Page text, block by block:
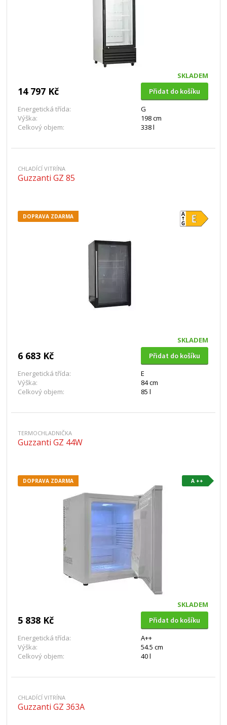
SKLADEM
14 797 Kč
Přidat do košíku
Energetická třída:
G
Výška:
198 cm
Celkový objem:
338 l
CHLADÍCÍ VITRÍNA
Guzzanti GZ 85
DOPRAVA ZDARMA
SKLADEM
6 683 Kč
Přidat do košíku
Energetická třída:
E
Výška:
84 cm
Celkový objem:
85 l
TERMOCHLADNIČKA
Guzzanti GZ 44W
DOPRAVA ZDARMA A ++
SKLADEM
5 838 Kč
Přidat do košíku
Energetická třída:
A++
Výška:
54.5 cm
Celkový objem:
40 l
CHLADÍCÍ VITRÍNA
Guzzanti GZ 363A